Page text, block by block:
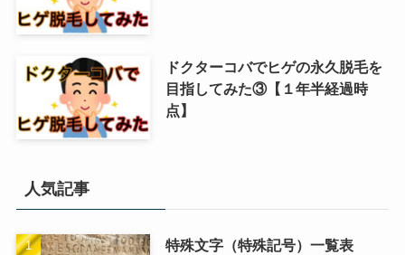
ドクターコバでヒゲの永久脱毛を
目指してみた③【１年半経過時
点】
人気記事
特殊文字（特殊記号）一覧表